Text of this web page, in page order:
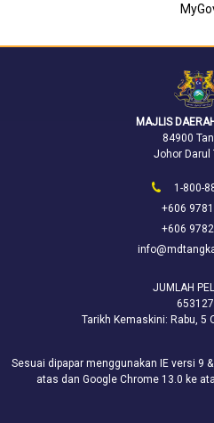
MAJLIS
84900
Johor Darul
1-800-
+606
+606
JUMLAH
Tarikh Kemaskini: Rabu, 5
Sesuai dipapar menggunakan IE versi 9
atas dan Google Chrome 13.0 ke